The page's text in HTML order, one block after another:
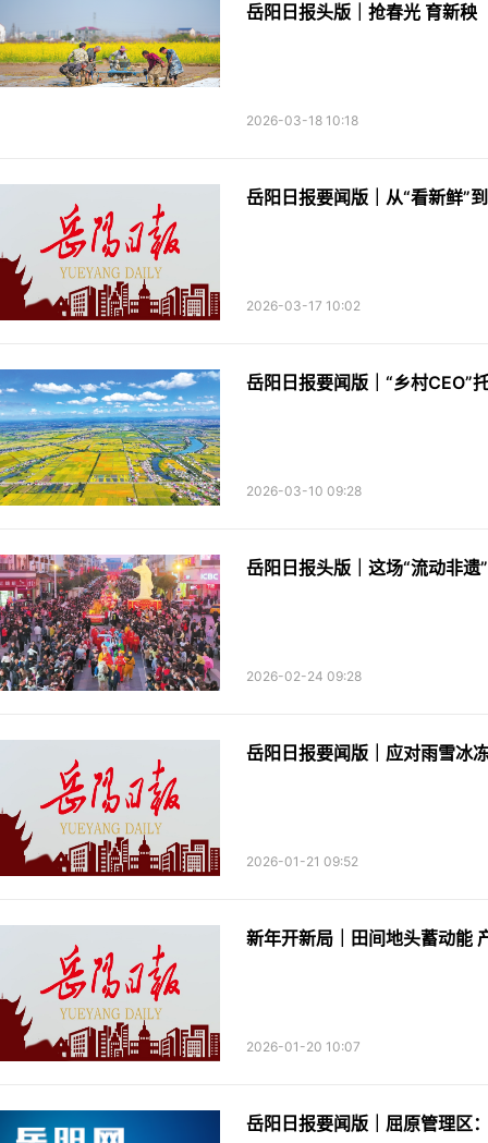
岳阳日报头版｜抢春光 育新秧
2026-03-18 10:18
岳阳日报要闻版｜从“看新鲜”
2026-03-17 10:02
岳阳日报要闻版｜“乡村CEO”
2026-03-10 09:28
岳阳日报头版｜这场“流动非遗
2026-02-24 09:28
岳阳日报要闻版｜应对雨雪冰
2026-01-21 09:52
新年开新局｜田间地头蓄动能
2026-01-20 10:07
岳阳日报要闻版｜屈原管理区